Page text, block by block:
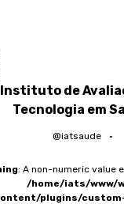
Instituto de
Tecnologia em
@iatsaude ·
: A non-numeric value
/home/iats/www/
plugins/